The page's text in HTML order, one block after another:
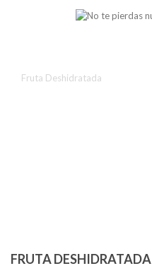
Fruta Deshidratada
FRUTA DESHIDRATADA